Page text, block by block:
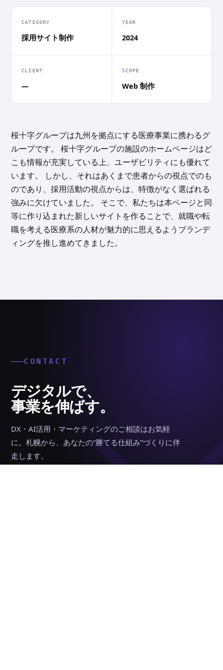
CATEGORY
採用サイト制作
YEAR
2024
CLIENT
—
SCOPE
Web 制作
桜十字グループは九州を拠点にする医療事業に携わるグ
ループです。 桜十字グループの施設のホームページはど
こも情報が充実している上、ユーザビリティにも優れて
います。 しかし、それはあくまで患者からの視点でのも
のであり、採用活動の視点からは、特徴がなく選ばれる
強みに欠けていました。 そこで、私たちは本ページと同
等に作り込まれた新しいサイトを作ることで、就職や転
職を考える医療系の人材が魅力的に思えるようブランデ
ィングを推し進めてきました。
CONTACT
デジタルで、
事業を伸ばす。
DX・AI活用・マーケティングのご相談はお気軽
に。札幌から、あなたの“勝てる仕組み”づくりに伴
走します。